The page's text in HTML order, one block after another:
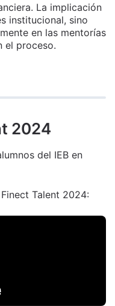
La implicación
institucional, sino
en las mentorías
el proceso.
2024
del IEB en
Talent 2024: